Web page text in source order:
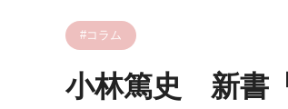
#コラム
小林篤史 新書